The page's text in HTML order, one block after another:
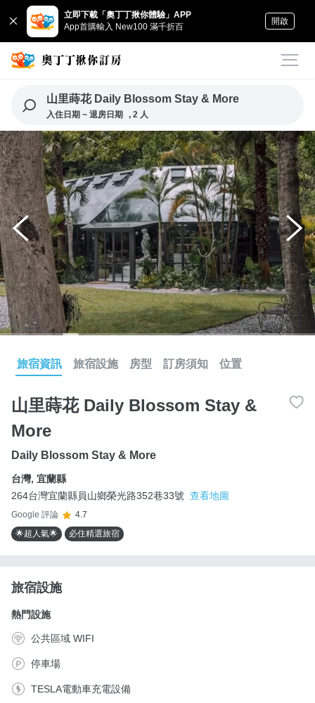
立即下載「奧丁丁揪你體驗」APP
App首購輸入 New100 滿千折百
開啟
山里蒔花 Daily Blossom Stay & More
入住日期 ~ 退房日期 , 2 人
旅宿資訊 旅宿設施 房型 訂房須知 位置
山里蒔花 Daily Blossom Stay &
More
Daily Blossom Stay & More
台灣, 宜蘭縣
264台灣宜蘭縣員山鄉榮光路352巷33號 查看地圖
Google 評論
4.7
🌟超人氣🌟
必住精選旅宿
旅宿設施
熱門設施
公共區域 WIFI
停車場
TESLA電動車充電設備